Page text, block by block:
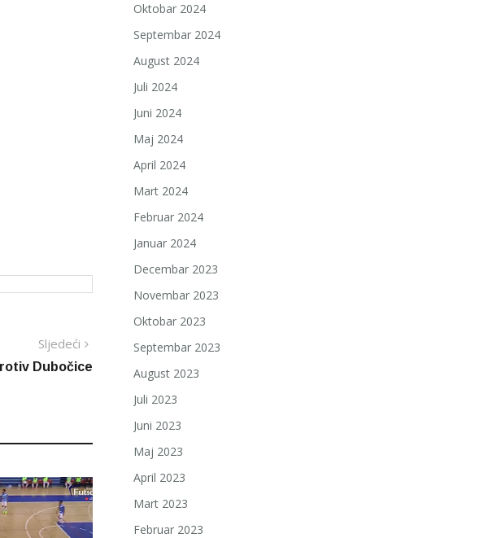
Sljedeći
Sljedeća
Dubočice
Oktobar 2024
Septembar 2024
August 2024
Juli 2024
Juni 2024
Maj 2024
April 2024
Mart 2024
Februar 2024
Januar 2024
Decembar 2023
Novembar 2023
Oktobar 2023
Septembar 2023
August 2023
Juli 2023
Juni 2023
Maj 2023
April 2023
Mart 2023
Februar 2023